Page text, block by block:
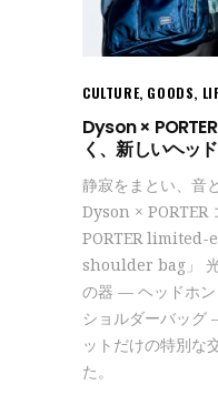
CULTURE, GOODS,
Dyson ×
く、新しいヘッ
静寂をまとい、音
Dyson ×
PORTER
shoulder bag」
の器 — ヘッドホ
ショルダーバッグ
ットだけの特別な
た。